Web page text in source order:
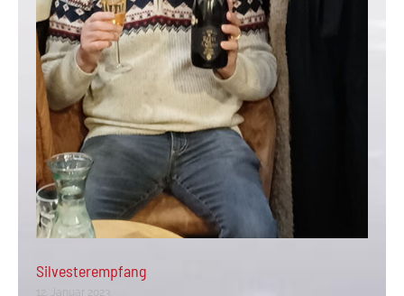
Silvesterempfang
12. Januar 2023